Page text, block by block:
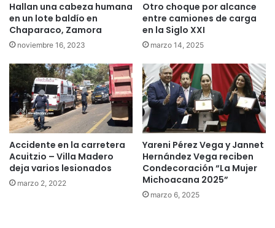
Hallan una cabeza humana
en un lote baldío en
Chaparaco, Zamora
noviembre 16, 2023
Otro choque por alcance
entre camiones de carga
en la Siglo XXI
marzo 14, 2025
Accidente en la carretera
Acuitzio – Villa Madero
deja varios lesionados
marzo 2, 2022
Yareni Pérez Vega y Jannet
Hernández Vega reciben
Condecoración “La Mujer
Michoacana 2025”
marzo 6, 2025